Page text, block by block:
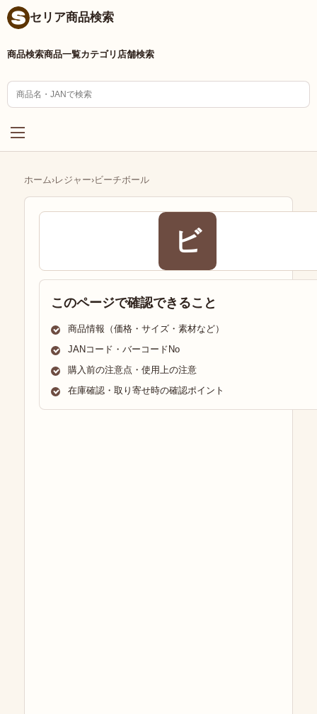
セリア商品検索
商品検索商品一覧カテゴリ 店舗検索
ホーム›レジャー›ビーチボール
ビ
このページで確認できること
商品情報（価格・サイズ・素材など）
JANコード・バーコードNo
購入前の注意点・使用上の注意
在庫確認・取り寄せ時の確認ポイント